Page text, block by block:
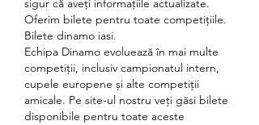
Oferim bilete pentru toate competițiile.
Bilete dinamo iasi.
Echipa Dinamo evoluează în mai multe
competiții, inclusiv campionatul intern,
cupele europene și alte competiții
amicale. Pe site-ul nostru veți găsi bilete
disponibile pentru toate aceste